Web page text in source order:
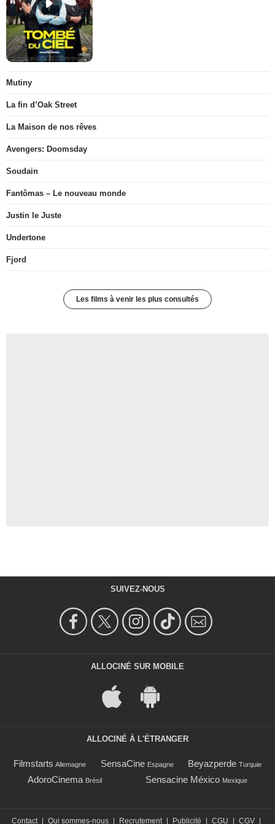
Mutiny
La fin d’Oak Street
La Maison de nos rêves
Avengers: Doomsday
Soudain
Fantômas – Le nouveau monde
Justin le Juste
Undertone
Fjord
Les films à venir les plus consultés
SUIVEZ-NOUS
ALLOCINÉ SUR MOBILE
ALLOCINÉ À L'ÉTRANGER
Filmstarts Allemagne SensaCine Espagne Beyazperde Turquie
AdoroCinema Brésil Sensacine México Mexique
Contact Qui sommes-nous Recrutement Publicité CGU CGV